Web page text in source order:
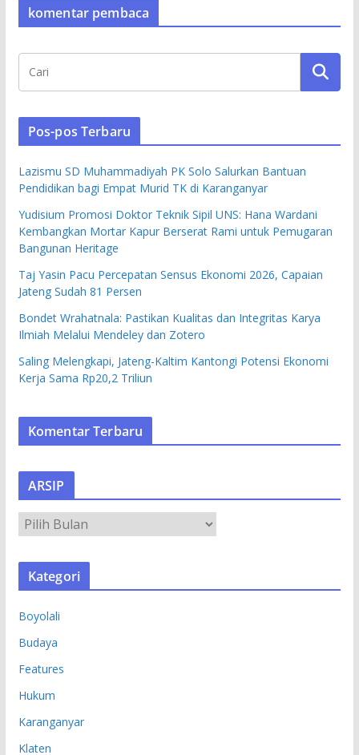
komentar pembaca
Pos-pos Terbaru
Lazismu SD Muhammadiyah PK Solo Salurkan Bantuan
Pendidikan bagi Empat Murid TK di Karanganyar
Yudisium Promosi Doktor Teknik Sipil UNS: Hana Wardani
Kembangkan Mortar Kapur Berserat Rami untuk Pemugaran
Bangunan Heritage
Taj Yasin Pacu Percepatan Sensus Ekonomi 2026, Capaian
Jateng Sudah 81 Persen
Bondet Wrahatnala: Pastikan Kualitas dan Integritas Karya
Ilmiah Melalui Mendeley dan Zotero
Saling Melengkapi, Jateng-Kaltim Kantongi Potensi Ekonomi
Kerja Sama Rp20,2 Triliun
Komentar Terbaru
ARSIP
R
S
Kategori
Boyolali
Budaya
Features
Hukum
Karanganyar
Klaten